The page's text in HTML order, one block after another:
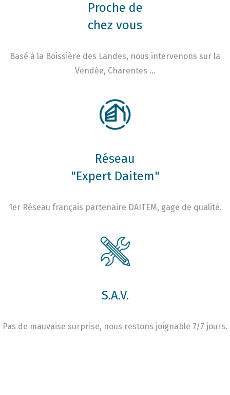
Proche de
chez vous
Basé à la Boissière des Landes, nous intervenons sur la
Vendée, Charentes …
Réseau
"Expert Daitem"
1er Réseau français partenaire DAITEM, gage de qualité.
S.A.V.
Pas de mauvaise surprise, nous restons joignable 7/7 jours.